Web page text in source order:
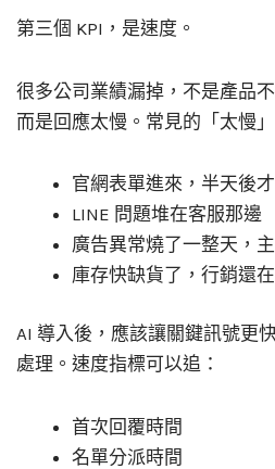
第三個 KPI，是速度。
很多公司業績漏掉，不是產品
而是回應太慢。常見的「太慢」
官網表單進來，半天後
LINE 問題堆在客服那邊
廣告異常燒了一整天，
庫存快缺貨了，行銷還
AI 導入後，應該讓關鍵訊號更
處理。速度指標可以追：
首次回覆時間
名單分派時間